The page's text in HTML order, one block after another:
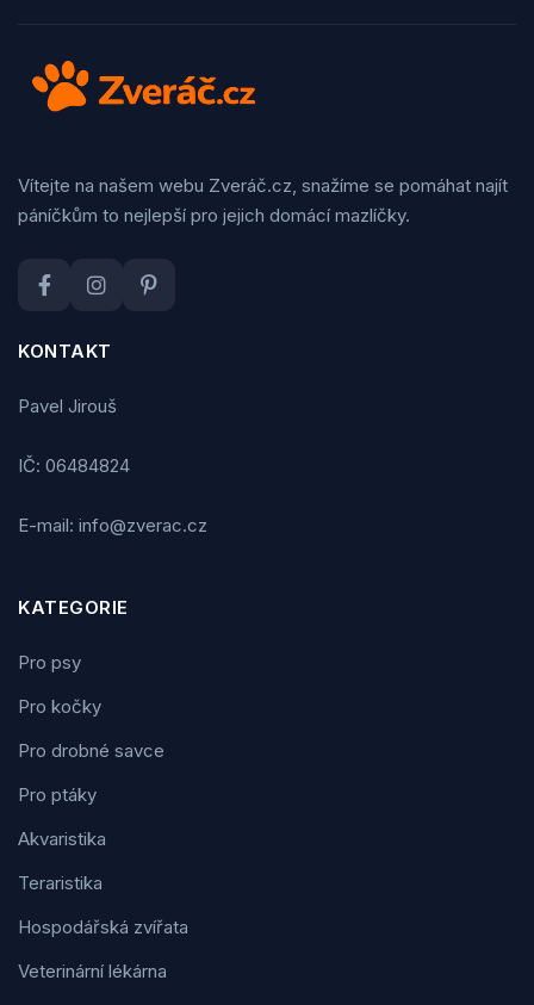
Vítejte na našem webu Zveráč.cz, snažíme se pomáhat najít
páníčkům to nejlepší pro jejich domácí mazlíčky.
KONTAKT
Pavel Jirouš
IČ: 06484824
E-mail: info@zverac.cz
KATEGORIE
Pro psy
Pro kočky
Pro drobné savce
Pro ptáky
Akvaristika
Teraristika
Hospodářská zvířata
Veterinární lékárna